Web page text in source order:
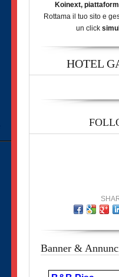
Koinext,
Rottama il tuo sito e
un click
HOTEL
Banner &